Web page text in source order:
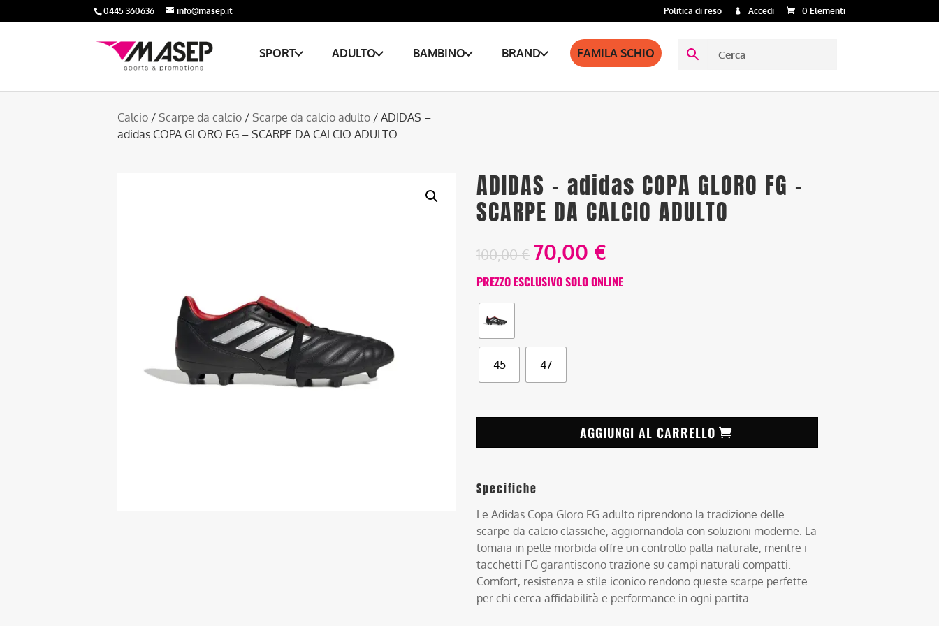
0445 360636 info@masep.it Politica di reso Accedi 0 Elementi
SPORT ADULTO BAMBINO BRAND FAMILA SCHIO
Calcio / Scarpe da calcio / Scarpe da calcio adulto / ADIDAS –
adidas COPA GLORO FG – SCARPE DA CALCIO ADULTO
ADIDAS – adidas COPA GLORO FG –
SCARPE DA CALCIO ADULTO
100,00€ 70,00 €
PREZZO ESCLUSIVO SOLO ONLINE
45 47
AGGIUNGI AL CARRELLO
Specifiche
Le Adidas Copa Gloro FG adulto riprendono la tradizione delle
scarpe da calcio classiche, aggiornandola con soluzioni moderne. La
tomaia in pelle morbida offre un controllo palla naturale, mentre i
tacchetti FG garantiscono trazione su campi naturali compatti.
Comfort, resistenza e stile iconico rendono queste scarpe perfette
per chi cerca affidabilità e performance in ogni partita.